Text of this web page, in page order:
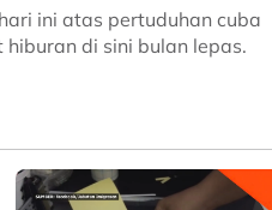
ini atas pertuduhan cuba
di sini bulan lepas.